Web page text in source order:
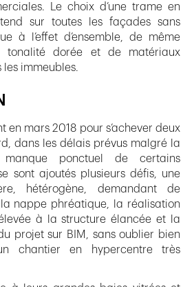
Le choix d’une trame en
sur toutes les façades sans
à l’effet d’ensemble, de même
tonalité dorée et de matériaux
immeubles.
en mars 2018 pour s’achever deux
dans les délais prévus malgré la
ponctuel de certains
sont ajoutés plusieurs défis, une
hétérogène, demandant de
nappe phréatique, la réalisation
à la structure élancée et la
projet sur BIM, sans oublier bien
chantier en hypercentre très